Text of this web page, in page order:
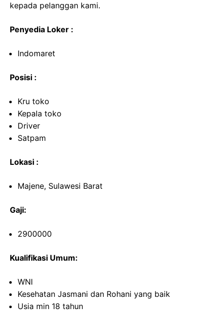
kepada pelanggan kami.
Penyedia Loker :
Indomaret
Posisi :
Kru toko
Kepala toko
Driver
Satpam
Lokasi :
Majene, Sulawesi Barat
Gaji:
2900000
Kualifikasi Umum:
WNI
Kesehatan Jasmani dan Rohani yang baik
Usia min 18 tahun